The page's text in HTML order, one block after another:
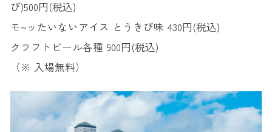
び)500円(税込)
モ~ッたいないアイス とうきび味 430円(税込)
クラフトビール各種 900円(税込)
（※ 入場無料）